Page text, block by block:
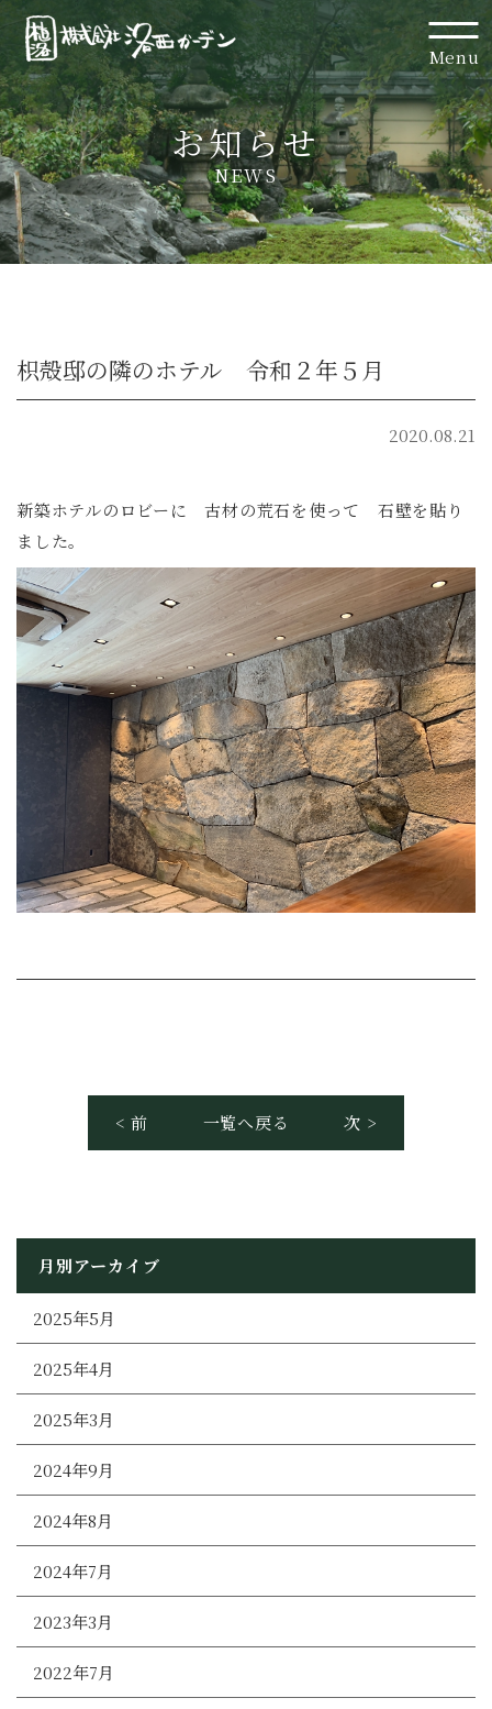
Menu
お知らせ
NEWS
枳殻邸の隣のホテル 令和２年５月
2020.08.21
新築ホテルのロビーに 古材の荒石を使って 石壁を貼り
ました。
< 前 一覧へ戻る 次 >
月別アーカイブ
2025年5月
2025年4月
2025年3月
2024年9月
2024年8月
2024年7月
2023年3月
2022年7月